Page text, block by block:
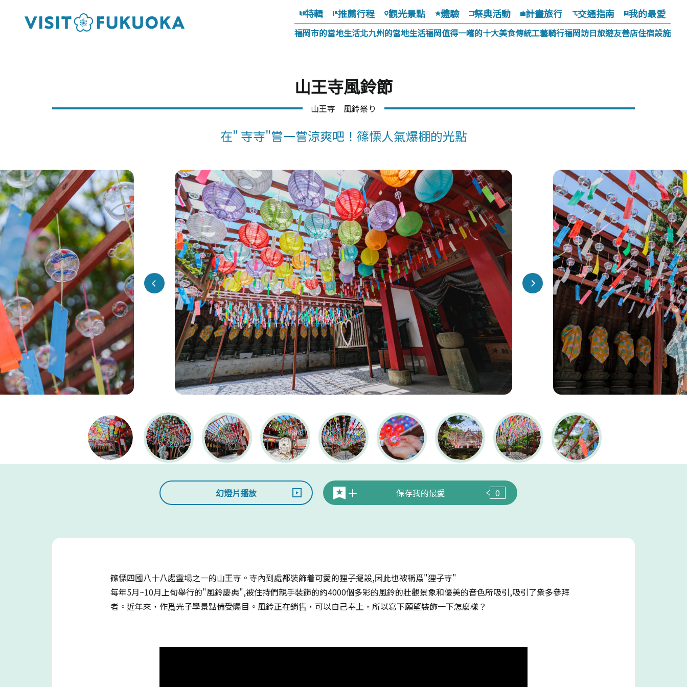
特輯 推薦行程 觀光景點 體驗 祭典活動 計畫旅行 交通指南 我的最愛
福岡市的當地生活北九州的當地生活福岡值得一嚐的十大美食傳統工藝騎行福岡訪日旅遊友善店住宿設施
山王寺風鈴節
山王寺 風鈴祭り
在" 寺寺"嘗一嘗涼爽吧！篠慄人氣爆棚的光點
幻燈片播放 保存我的最愛 0
篠慄四國八十八處靈場之一的山王寺。寺內到處都裝飾着可愛的狸子擺設,因此也被稱爲"狸子寺"
每年5月~10月上旬舉行的"風鈴慶典",被住持們親手裝飾的約4000個多彩的風鈴的壯觀景象和優美的音色所吸引,吸引了衆多參拜
者。近年來，作爲光子學景點備受矚目。風鈴正在銷售，可以自己奉上，所以寫下願望裝飾一下怎麼樣？